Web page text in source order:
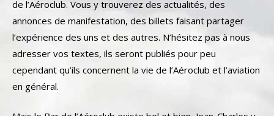
de l’Aéroclub. Vous y trouverez des actualités, des
annonces de manifestation, des billets faisant partager
l’expérience des uns et des autres. N’hésitez pas à nous
adresser vos textes, ils seront publiés pour peu
cependant qu’ils concernent la vie de l’Aéroclub et l’aviation
en général.